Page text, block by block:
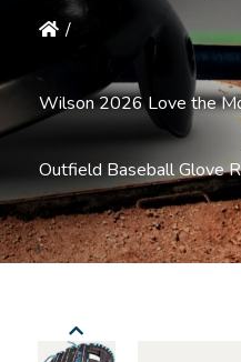
/
Wilson 2026 Love the
Outfield Baseball Glove